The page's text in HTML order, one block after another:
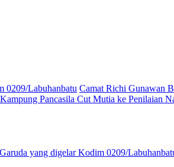
0209/Labuhanbatu Camat Richi Gunawan
Pancasila Cut Mutia ke Penilaian